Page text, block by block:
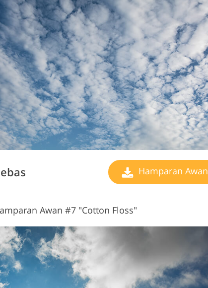
Hamparan Awan
Awan #7 "Cotton Floss"